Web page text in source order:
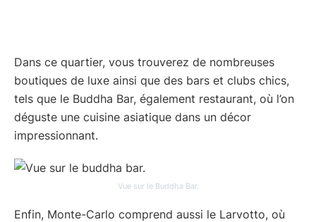
Dans ce quartier, vous trouverez de nombreuses
boutiques de luxe ainsi que des bars et clubs chics,
tels que le Buddha Bar, également restaurant, où l’on
déguste une cuisine asiatique dans un décor
impressionnant.
Vue sur le Buddha Bar.
Enfin, Monte-Carlo comprend aussi le Larvotto, où